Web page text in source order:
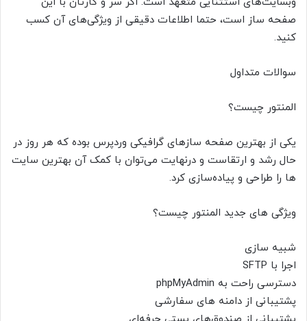
صفحه ساز است، حتما اطلاعات دقیقی از ویژگی‌های آن کسب
کنید.
سوالات متداول
المنتور چیست؟
یکی از بهترین صفحه سازهای گرافیکی وردپرس بوده که هر روز در
حال رشد و ارتقاست و درنهایت می‌توان با کمک آن بهترین سایت
ها را طراحی و پیاده‌سازی کرد.
ویژگی های جدید المنتور چیست؟
شبیه سازی
اجرا با SFTP
دسترسی راحت به phpMyAdmin
پشتیبانی از دامنه های سفارشی